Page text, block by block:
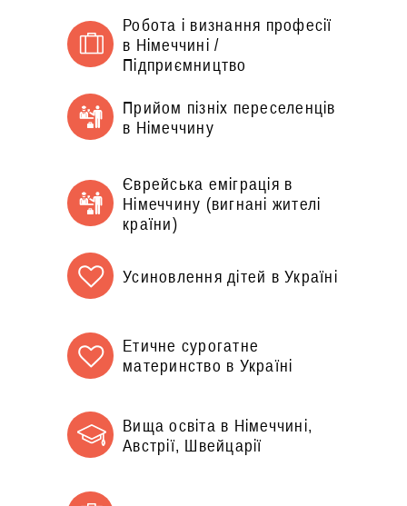
Робота і визнання професії
в Німеччині /
Підприємництво
Прийом пізніх переселенців
в Німеччину
Єврейська еміграція в
Німеччину (вигнані жителі
країни)
Усиновлення дітей в Україні
Етичне сурогатне
материнство в Україні
Вища освіта в Німеччині,
Австрії, Швейцарії